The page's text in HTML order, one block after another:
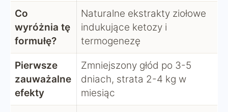
Co
wyróżnia tę
formułę?
Naturalne ekstrakty ziołowe
indukujące ketozy i
termogenezę
Pierwsze
zauważalne
efekty
Zmniejszony głód po 3-5
dniach, strata 2-4 kg w
miesiąc